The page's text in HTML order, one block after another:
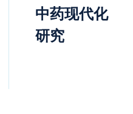
中药现代化
研究